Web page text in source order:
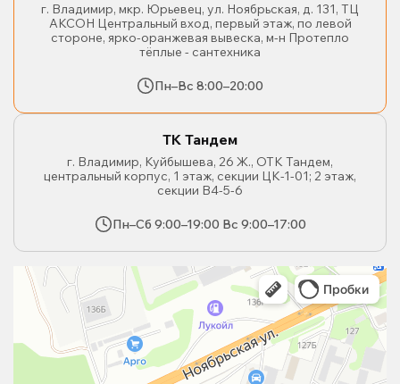
г. Владимир, мкр. Юрьевец, ул. Ноябрьская, д. 131, ТЦ
АКСОН Центральный вход, первый этаж, по левой
стороне, ярко-оранжевая вывеска, м-н Протепло
тёплые - сантехника
Пн–Вс 8:00–20:00
ТК Тандем
г. Владимир, Куйбышева, 26 Ж., ОТК Тандем,
центральный корпус, 1 этаж, секции ЦК-1-01; 2 этаж,
секции В4-5-6
Пн–Сб 9:00–19:00 Вс 9:00–17:00